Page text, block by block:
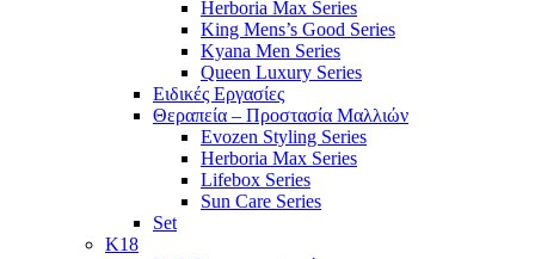
Herboria Max Series
King Mens’s Good Series
Kyana Men Series
Queen Luxury Series
Ειδικές Εργασίες
Θεραπεία – Προστασία Μαλλιών
Evozen Styling Series
Herboria Max Series
Lifebox Series
Sun Care Series
Set
K18